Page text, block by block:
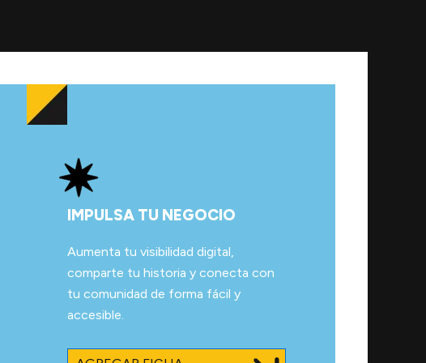
IMPULSA TU NEGOCIO
Aumenta tu visibilidad digital,
comparte tu historia y conecta con
tu comunidad de forma fácil y
accesible.